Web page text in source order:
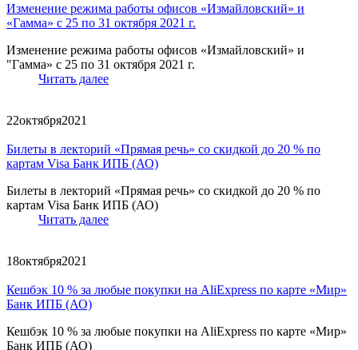
Изменение режима работы офисов «Измайловский» и
«Гамма» с 25 по 31 октября 2021 г.
Изменение режима работы офисов «Измайловский» и
"Гамма» с 25 по 31 октября 2021 г.
Читать далее
22октября2021
Билеты в лекторий «Прямая речь» со скидкой до 20 % по
картам Visa Банк ИПБ (АО)
Билеты в лекторий «Прямая речь» со скидкой до 20 % по
картам Visa Банк ИПБ (АО)
Читать далее
18октября2021
Кешбэк 10 % за любые покупки на AliExpress по карте «Мир»
Банк ИПБ (АО)
Кешбэк 10 % за любые покупки на AliExpress по карте «Мир»
Банк ИПБ (АО)